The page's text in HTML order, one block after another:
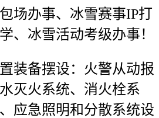
场办事、冰雪赛事IP打
、冰雪活动考级办事！
备摆设：火警从动报
灭火系统、消火栓系
应急照明和分散系统设